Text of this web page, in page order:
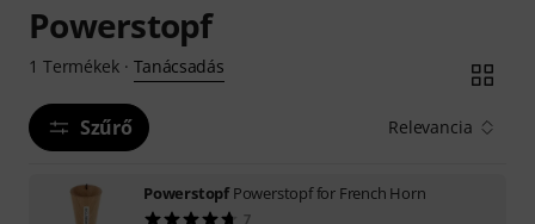
Powerstopf
1 Termékek· Tanácsadás
Szűrő Relevancia
Powerstopf Powerstopf for French Horn
7